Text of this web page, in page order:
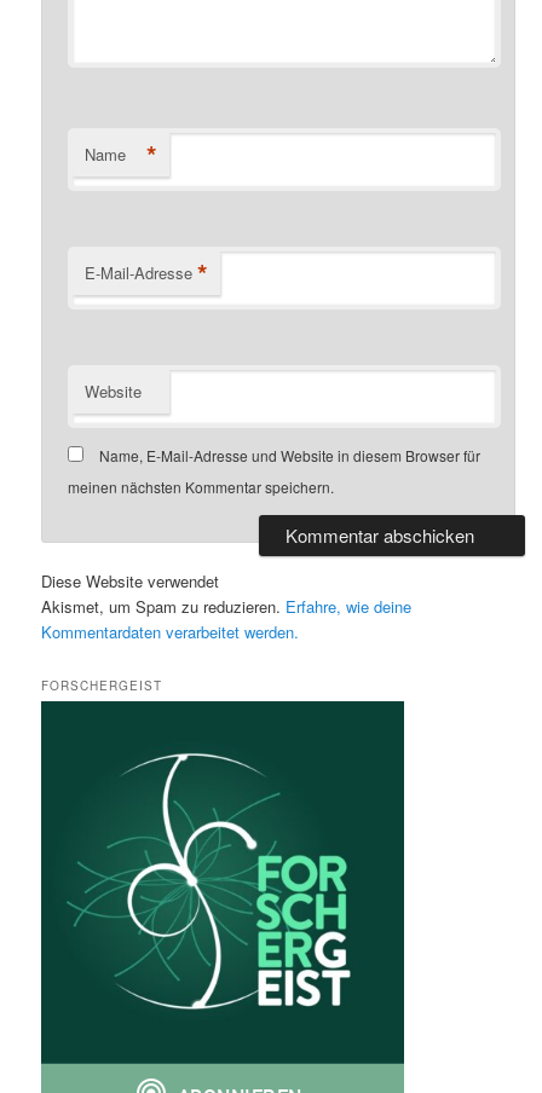
Name *
E-Mail-Adresse *
Website
Name, E-Mail-Adresse und Website in diesem Browser für
meinen nächsten Kommentar speichern.
Diese Website verwendet
Akismet, um Spam zu reduzieren. Erfahre, wie deine
Kommentardaten verarbeitet werden.
FORSCHERGEIST